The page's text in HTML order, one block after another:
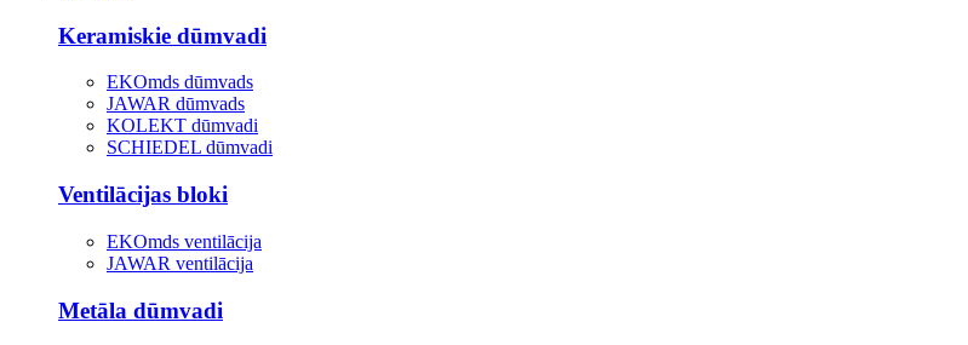
Keramiskie dūmvadi
EKOmds dūmvads
JAWAR dūmvads
KOLEKT dūmvadi
SCHIEDEL dūmvadi
Ventilācijas bloki
EKOmds ventilācija
JAWAR ventilācija
Metāla dūmvadi